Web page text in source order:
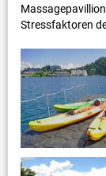
Stressfaktoren